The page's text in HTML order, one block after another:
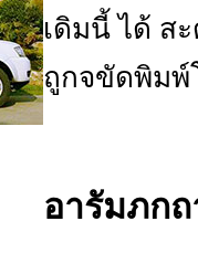
เดิมนี้ ได้ ส
ถูกจขัดพิมพ์
อารัมภก